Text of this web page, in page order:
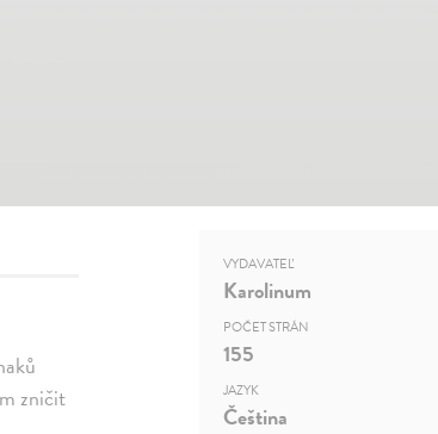
zničit
VYDAVATEĽ
Karolinum
POČET STRÁN
155
JAZYK
Čeština